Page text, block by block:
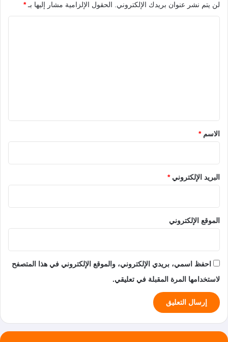
لن يتم نشر عنوان بريدك الإلكتروني. الحقول الإلزامية مشار إليها بـ*
*الاسم*
البريد الإلكتروني*
الموقع الإلكتروني
احفظ اسمي، بريدي الإلكتروني، والموقع الإلكتروني في هذا المتصفح
لاستخدامها المرة المقبلة في تعليقي.